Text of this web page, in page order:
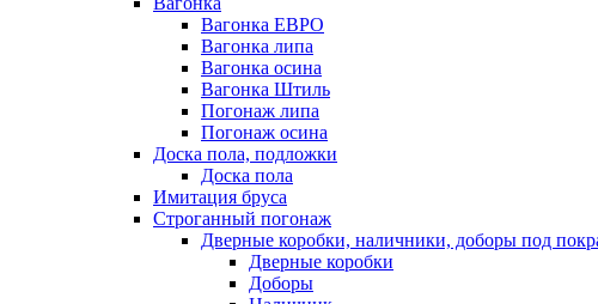
Вагонка ЕВРО
Вагонка липа
Вагонка осина
Вагонка Штиль
Погонаж липа
Погонаж осина
Доска пола, подложки
Доска пола
Имитация бруса
Строганный погонаж
Дверные коробки, наличники, доборы под
Дверные коробки
Доборы